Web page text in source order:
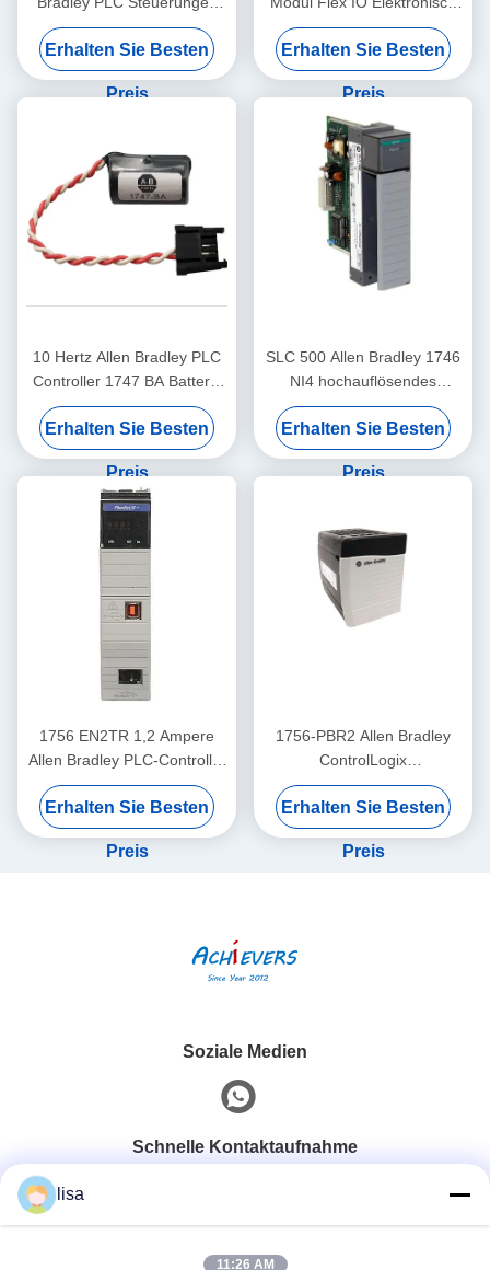
Chassis 13 13 Schlitze
Erhalten Sie Besten
Preis
geschützte diskrete
Ausgangsmodul
Erhalten Sie Besten
Preis
10 Hertz Allen Bradley PLC
Controller 1747 BA Batterie
SLC 500 Lithiumbatterie
Erhalten Sie Besten
Preis
SLC 500 Allen Bradley 1746
NI4 hochauflösendes
Analog-Eingabemodul
Erhalten Sie Besten
Preis
1756 EN2TR 1,2 Ampere
Allen Bradley PLC-Controller
Ethernet-
Kommunikationsmodul
Erhalten Sie Besten
Preis
1756-PBR2 Allen Bradley
ControlLogix
Stromversorgungsbundle
32VDC
Erhalten Sie Besten
Preis
Soziale Medien
Schnelle Kontaktaufnahme
0086-13828861501
lisa
11:26 AM